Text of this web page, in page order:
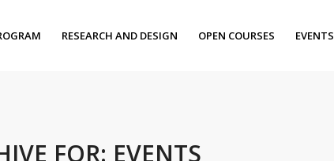
RESEARCH AND DESIGN OPEN COURSES EVENTS
FOR: EVENTS